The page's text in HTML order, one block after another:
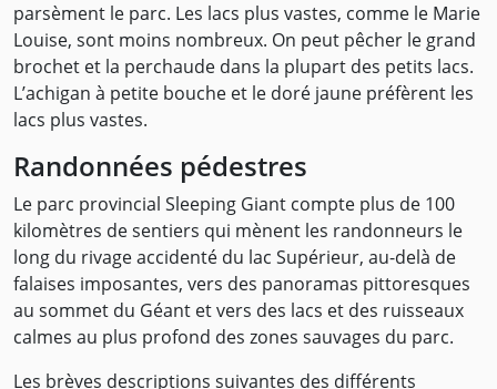
parsèment le parc. Les lacs plus vastes, comme le Marie
Louise, sont moins nombreux. On peut pêcher le grand
brochet et la perchaude dans la plupart des petits lacs.
L’achigan à petite bouche et le doré jaune préfèrent les
lacs plus vastes.
Randonnées pédestres
Le parc provincial Sleeping Giant compte plus de 100
kilomètres de sentiers qui mènent les randonneurs le
long du rivage accidenté du lac Supérieur, au-delà de
falaises imposantes, vers des panoramas pittoresques
au sommet du Géant et vers des lacs et des ruisseaux
calmes au plus profond des zones sauvages du parc.
Les brèves descriptions suivantes des différents